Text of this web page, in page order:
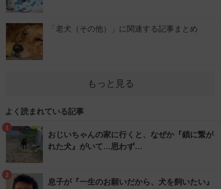
「老犬（その他）」に関連する記事まとめ
もっと見る
よく読まれている記事
1
おじいちゃんの家に行くと、なぜか『鎖に繋が
れた犬』がいて…思わず…
2
息子が『一生のお願いだから、犬を飼いたい』